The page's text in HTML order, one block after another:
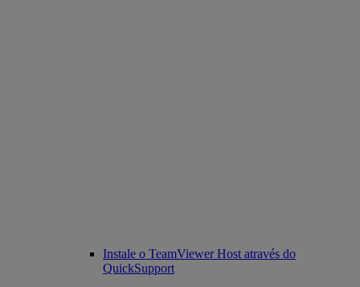
Instale o TeamViewer Host através do
QuickSupport